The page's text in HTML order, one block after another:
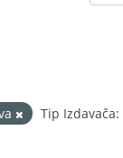
Tip Izdavača: